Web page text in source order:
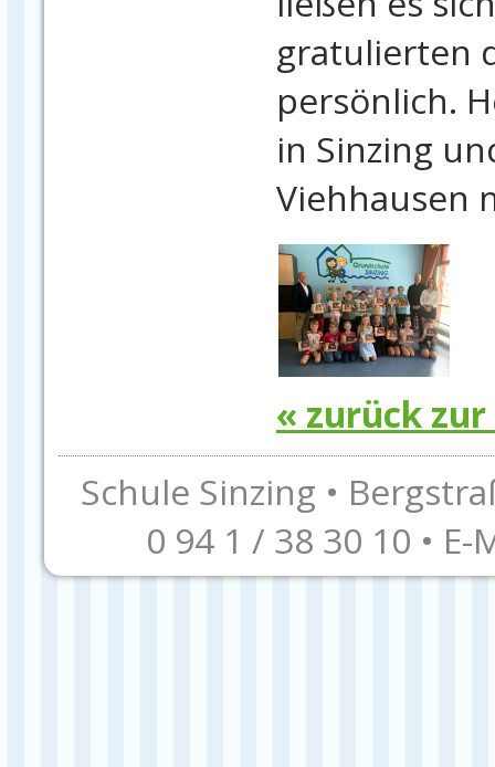
gratulierten
persönlich.
in Sinzing
Viehhausen
« zurück
Schule Sinzing •
0 94 1 / 38 30 10 • E-